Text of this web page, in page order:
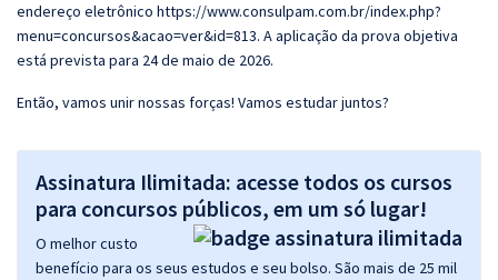
endereço eletrônico https://www.consulpam.com.br/index.php?
menu=concursos&acao=ver&id=813. A aplicação da prova objetiva
está prevista para 24 de maio de 2026.
Então, vamos unir nossas forças! Vamos estudar juntos?
Assinatura Ilimitada: acesse todos os cursos
para concursos públicos, em um só lugar!
O melhor custo
benefício para os seus estudos e seu bolso. São mais de 25 mil